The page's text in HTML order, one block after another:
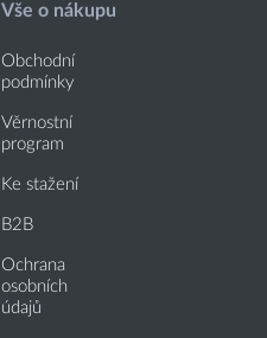
Vše o nákupu
Obchodní
podmínky
Věrnostní
program
Ke stažení
B2B
Ochrana
osobních
údajů